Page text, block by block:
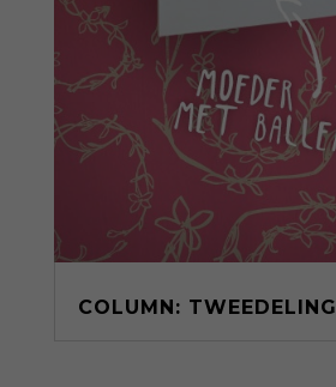
COLUMN: TWEEDELING